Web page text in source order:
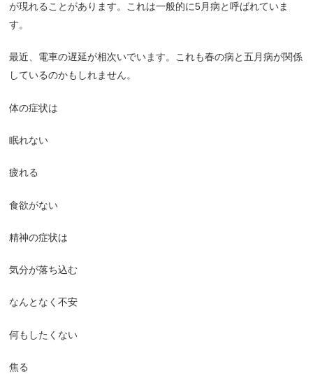
が現れることがあります。これは一般的に5月病と呼ばれていま
す。
最近、電車の遅延が相次いでいます。これも春の病と五月病が関係
しているのかもしれません。
体の症状は
眠れない
疲れる
食欲がない
精神の症状は
気分が落ち込む
なんとなく不安
何もしたくない
焦る